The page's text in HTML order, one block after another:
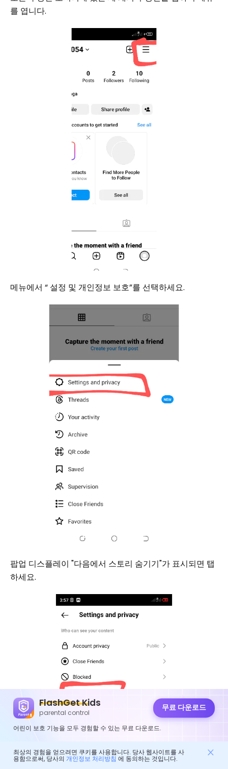
를 엽니다.
메뉴에서 “ 설정 및 개인정보 보호”를 선택하세요.
팝업 디스플레이 "다음에서 스토리 숨기기"가 표시되면 탭
하세요.
FlashGet Kids
parental control
무료 다운로드
어린이 보호 기능을 모두 경험할 수 있는 무료 다운로드.
최상의 경험을 얻으려면 쿠키를 사용합니다. 당사 웹사이트를 사
용함으로써, 당사의 개인정보 처리방침 에 동의하는 것입니다.